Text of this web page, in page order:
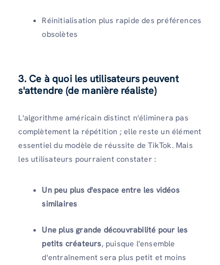
Réinitialisation plus rapide des préférences
obsolètes
3. Ce à quoi les utilisateurs peuvent
s'attendre (de manière réaliste)
L'algorithme américain distinct n'éliminera pas
complètement la répétition ; elle reste un élément
essentiel du modèle de réussite de TikTok. Mais
les utilisateurs pourraient constater :
Un peu plus d'espace entre les vidéos
similaires
Une plus grande découvrabilité pour les
petits créateurs, puisque l'ensemble
d'entraînement sera plus petit et moins